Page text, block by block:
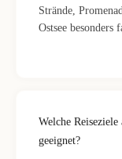
Strände,
Ostsee
Welche
geeignet?